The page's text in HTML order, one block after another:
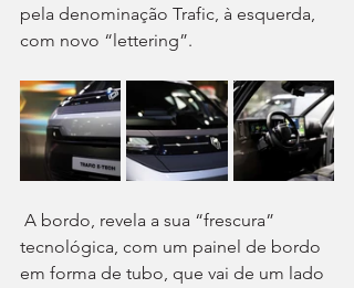
pela denominação Trafic, à esquerda,
com novo “lettering”.
A bordo, revela a sua “frescura”
tecnológica, com um painel de bordo
em forma de tubo, que vai de um lado